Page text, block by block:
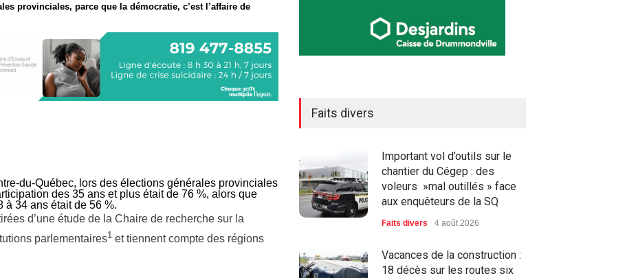
provinciales, parce que la démocratie, c’est l’affaire de
du-Québec, lors des élections générales provinciales
des 35 ans et plus était de 76 %, alors que
à 34 ans était de 56 %.
d’une étude de la Chaire de recherche sur la
parlementaires1 et tiennent compte des régions
Faits divers
Important vol d’outils sur le
chantier du Cégep : des
voleurs »mal outillés » face
aux enquêteurs de la SQ
Faits divers 4 août 2026
Vacances de la construction :
18 décès sur les routes six